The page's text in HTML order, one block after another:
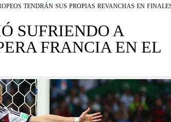
tendrán sus propias revanchas en
SUFRIENDO A
FRANCIA EN EL